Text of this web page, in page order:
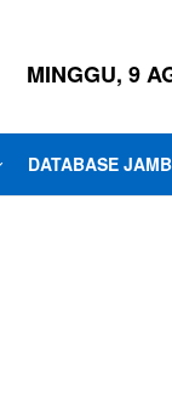
MINGGU, 9
DATABASE